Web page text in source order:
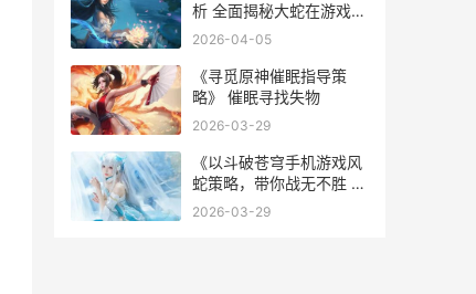
析 全面揭秘大蛇在游戏中
的实际伤害数值
2026-04-05
《寻觅原神催眠指导策
略》 催眠寻找失物
2026-03-29
《以斗破苍穹手机游戏风
蛇策略，带你战无不胜 关
于斗破苍穹的手游
2026-03-29